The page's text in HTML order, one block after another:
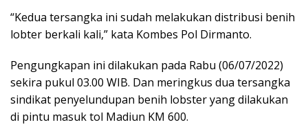
“Kedua tersangka ini sudah melakukan distribusi benih
lobter berkali kali,” kata Kombes Pol Dirmanto.
Pengungkapan ini dilakukan pada Rabu (06/07/2022)
sekira pukul 03.00 WIB. Dan meringkus dua tersangka
sindikat penyelundupan benih lobster yang dilakukan
di pintu masuk tol Madiun KM 600.